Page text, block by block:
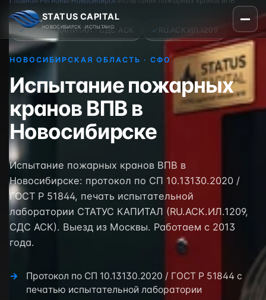
STATUS CAPITAL
НОВОСИБИРСК · ИСПЫТАНО
✓СТАТУС КАПИТАЛ · СДС АСК ✓ RU.АСК.ИЛ.1209
НОВОСИБИРСКАЯ ОБЛАСТЬ · СФО
Испытание пожарных
кранов ВПВ в
Новосибирске
Испытание пожарных кранов ВПВ в
Новосибирске: протокол по СП 10.13130.2020 /
ГОСТ Р 51844, печать испытательной
лаборатории СТАТУС КАПИТАЛ (RU.АСК.ИЛ.1209,
СДС АСК). Выезд из Москвы. Работаем с 2013
года.
Протокол по СП 10.13130.2020 / ГОСТ Р 51844 с
печатью испытательной лаборатории